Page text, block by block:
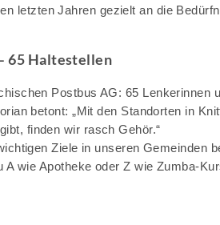
letzten Jahren gezielt an die
65 Haltestellen
Postbus AG: 65
betont: „Mit den Standorten in
finden wir rasch Gehör.“
Ziele in unseren Gemeinden
wie Apotheke oder Z wie Zumba-